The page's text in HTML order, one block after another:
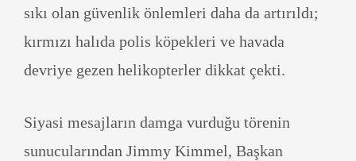
sıkı olan güvenlik önlemleri daha da artırıldı;
kırmızı halıda polis köpekleri ve havada
devriye gezen helikopterler dikkat çekti.
Siyasi mesajların damga vurduğu törenin
sunucularından Jimmy Kimmel, Başkan